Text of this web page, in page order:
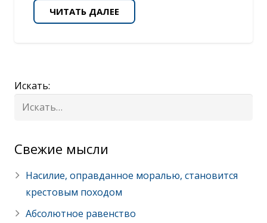
ЧИТАТЬ ДАЛЕЕ
Искать:
Cвежие мысли
Насилие, оправданное моралью, становится
крестовым походом
Абсолютное равенство